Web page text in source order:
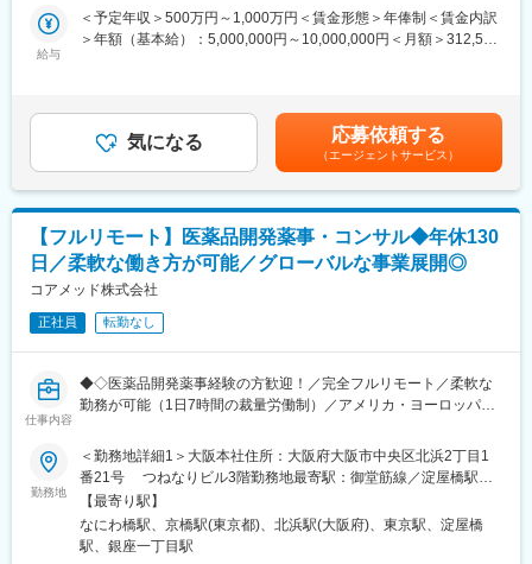
■組織体制
CHCPグループ企業数／社員数
・企業数：9社
・社員数：約150名
グループ拠点数
・病院：全国3,076床
・薬局：全国186店舗
・在宅サービス拠点：323拠点
・歯科医院：237チェア
新薬承認に関わる品質・製造・試験に関する戦略立案から資料作
成までを担っていただきます。
る資料の整備・評価・助言・企画の設定
・製造方法/試験方法に関する資料の評価・助言
・安定性試験に関する資料の評価・助言
・外国製造業者認定、原薬等登録等
※クライアントは欧米製薬会社または外資系製薬会社がほとんどで
す。
※プロジェクトは一人で行うのではなく、現社員と共に分担し業務
にあたっていただきます。
■教育体制：
通常医薬品メーカー出身が会員である関西医薬協会に、当社は会
員として登録しています。業界関連のセミナーにも参加すること
プデートできる環境です。
■働き方：
◎完全在宅勤務のため、拠点（東京・大阪）の近くにお住まいで
なくてもご就業いただけます。
給与
＜予定年収＞500万円～1,000万円＜賃金形態＞年俸制＜賃金内訳
＞年額（基本給）：5,000,000円～10,000,000円＜月額＞312,500
平均で夏2ヶ月分、冬2ヶ月分）賃金はあくまでも目安の金額であ
り、選考を通じて上下する可能性があります。月給(月額)は固定手
当を含めた表記です。
気になる 応募依頼する
（エージェントサービス）
【フルリモート】医薬品開発薬事・コンサル◆年休130
日／柔軟な働き方が可能／グローバルな事業展開◎
コアメッド株式会社
正社員 転勤なし
仕事内容
◆◇医薬品開発薬事経験の方歓迎！／完全フルリモート／柔軟な
勤務が可能（1日7時間の裁量労働制）／アメリカ・ヨーロッパ企
会社◆◇
■業務内容：
医薬品開発における薬事戦略の立案・評価・助言を中心としたコ
ンサルティング業務をお任せします。承認取得に向けた最適な戦
略を設計する上流ポジションです。
勤務地
＜勤務地詳細1＞大阪本社住所：大阪府大阪市中央区北浜2丁目1
番21号 つねなりビル3階勤務地最寄駅：御堂筋線／淀屋橋駅受
動喫煙対策：屋内全面禁煙＜勤務地詳細2＞東京支社住所：東京都
千代田区丸の内1-11-1 パシフィックセンチュリープレイス丸の内
13階 受動喫煙対策：屋内全面禁煙変更の範囲：無
【最寄り駅】
なにわ橋駅、京橋駅(東京都)、北浜駅(大阪府)、東京駅、淀屋橋
駅、銀座一丁目駅